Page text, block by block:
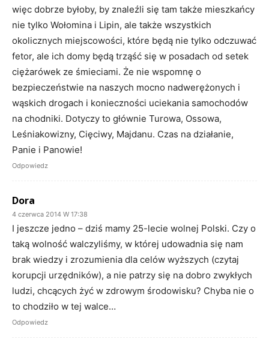
więc dobrze byłoby, by znaleźli się tam także mieszkańcy
nie tylko Wołomina i Lipin, ale także wszystkich
okolicznych miejscowości, które będą nie tylko odczuwać
fetor, ale ich domy będą trząść się w posadach od setek
ciężarówek ze śmieciami. Że nie wspomnę o
bezpieczeństwie na naszych mocno nadwerężonych i
wąskich drogach i konieczności uciekania samochodów
na chodniki. Dotyczy to głównie Turowa, Ossowa,
Leśniakowizny, Cięciwy, Majdanu. Czas na działanie,
Panie i Panowie!
Odpowiedz
Dora
4 czerwca 2014 W 17:38
I jeszcze jedno – dziś mamy 25-lecie wolnej Polski. Czy o
taką wolność walczyliśmy, w której udowadnia się nam
brak wiedzy i zrozumienia dla celów wyższych (czytaj
korupcji urzędników), a nie patrzy się na dobro zwykłych
ludzi, chcących żyć w zdrowym środowisku? Chyba nie o
to chodziło w tej walce…
Odpowiedz